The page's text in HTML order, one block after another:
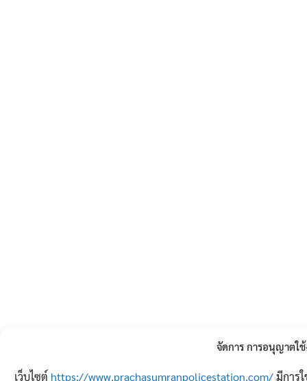
จัดการ การอนุญาตใช้
เว็บไซต์ https://www.prachasumranpolicestation.com/มีการ